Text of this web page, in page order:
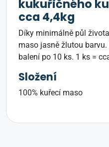
kukuřičného
cca 4,4kg
Díky minimálně půl
maso jasně žlutou barvu.
balení po 10 ks. 1 ks =
Složení
100% kuřecí maso